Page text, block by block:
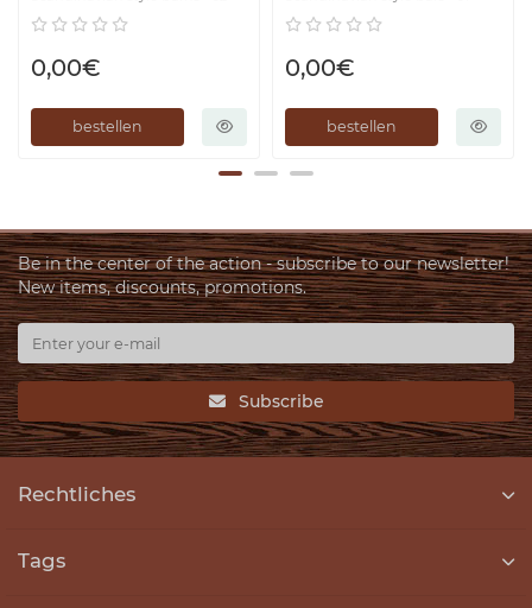
0,00€
bestellen
0,00€
bestellen
Be in the center of the action - subscribe to our newsletter!
New items, discounts, promotions.
Subscribe
Rechtliches
Tags